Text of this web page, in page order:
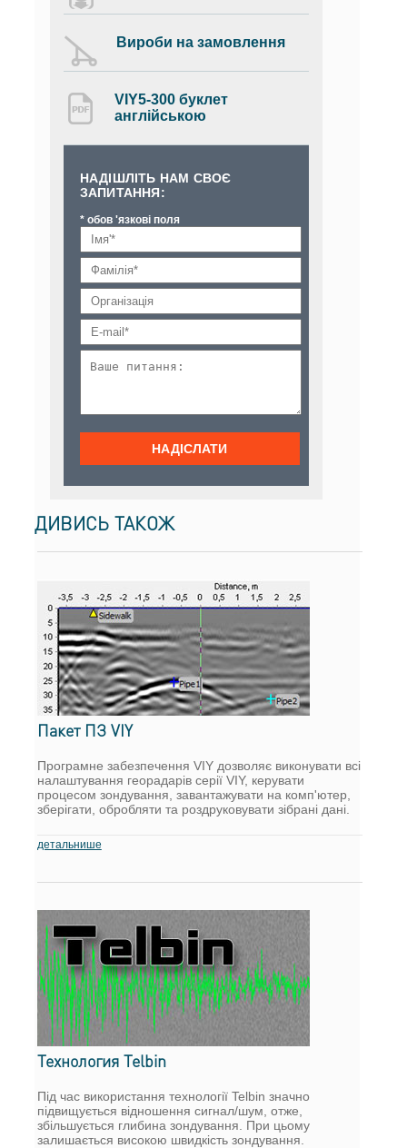
Вироби на замовлення
VIY5-300 буклет
англійською
НАДІШЛІТЬ НАМ СВОЄ
ЗАПИТАННЯ:
* обов 'язкові поля
ДИВИСЬ ТАКОЖ
Пакет ПЗ VIY
Програмне забезпечення VIY дозволяє виконувати всі
налаштування георадарів серії VIY, керувати
процесом зондування, завантажувати на комп'ютер,
зберігати, обробляти та роздруковувати зібрані дані.
детальнише
Технология Telbin
Під час використання технології Telbin значно
підвищується відношення сигнал/шум, отже,
збільшується глибина зондування. При цьому
залишається високою швидкість зондування.